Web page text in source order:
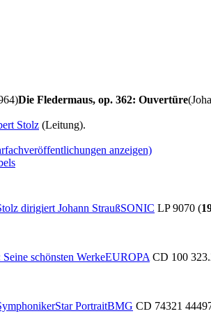
Die Fledermaus, op. 362: Ouvertüre
Stolz (Leitung).
anzeigen)
dirigiert Johann StraußSONIC LP 9070 (
schönsten WerkeEUROPA CD 100
Star PortraitBMG CD 74321